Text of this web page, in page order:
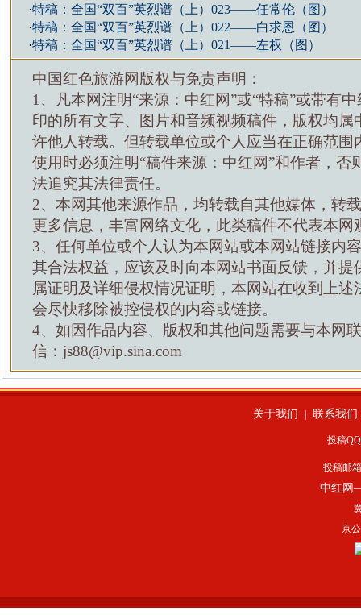
·特稿：全国“双百”英烈谱（上）023——任常伦（图）
·特稿：全国“双百”英烈谱（上）022——白求恩（图）
·特稿：全国“双百”英烈谱（上）021——左权（图）
中国红色旅游网版权与免责声明：
1、凡本网注明“来源：中红网”或“特稿”或带有
印的所有文字、图片和音频视频稿件，版权均属
许他人转载。但转载单位或个人应当在正确范围
使用时必须注明“稿件来源：中红网”和作者，否
法追究其法律责任。
2、本网其他来源作品，均转载自其他媒体，转
更多信息，丰富网络文化，此类稿件不代表本网
3、任何单位或个人认为本网站或本网站链接内
其合法权益，应该及时向本网站书面反馈，并提
属证明及详细侵权情况证明，本网站在收到上述
会尽快移除被控侵权的内容或链接。
4、如因作品内容、版权和其他问题需要与本网
信：js88@vip.sina.com
关于我们 联系我们
投稿
投稿邮
中红网
京